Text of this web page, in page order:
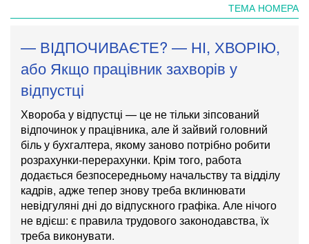
ТЕМА НОМЕРА
— ВІДПОЧИВАЄТЕ? — НІ, ХВОРІЮ,
або Якщо працівник захворів у
відпустці
Хвороба у відпустці — це не тільки зіпсований
відпочинок у працівника, але й зайвий головний
біль у бухгалтер­а, якому заново потрібно робити
розрахунки-перерахунки. Крім того, работа
додається безпосередньому начальству та відділу
кадрів, адже тепер знову треба вклинювати
невідгуляні дні до відпускного графіка. Але нічог­о
не вдієш: є правила трудового законодавства, їх
треба виконувати.